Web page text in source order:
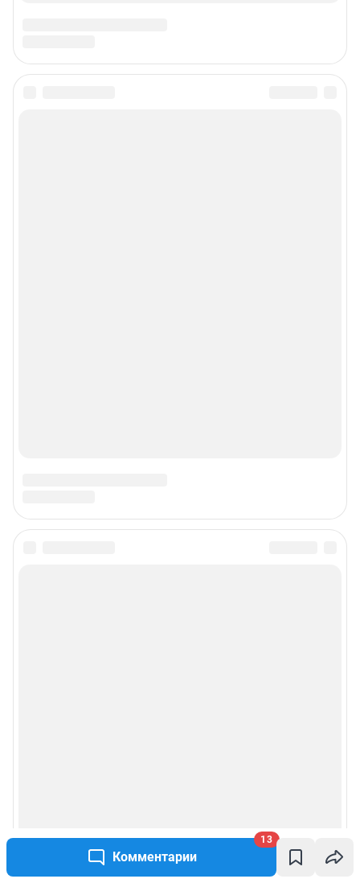
Комментарии
13